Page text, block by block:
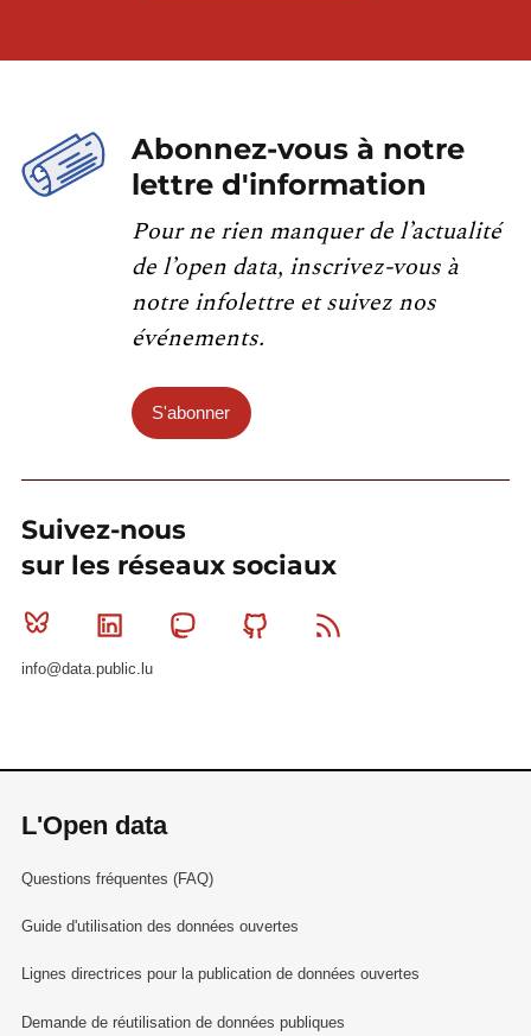
Abonnez-vous à notre
lettre d'information
Pour ne rien manquer de l’actualité
de l’open data, inscrivez-vous à
notre infolettre et suivez nos
événements.
S'abonner
Suivez-nous
sur les réseaux sociaux
Bluesky Linkedin MastodonGithub
info@data.public.lu
L'Open data
Questions fréquentes (FAQ)
Guide d'utilisation des données ouvertes
Lignes directrices pour la publication de données ouvertes
Demande de réutilisation de données publiques